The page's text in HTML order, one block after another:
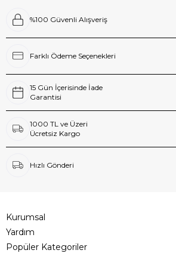
%100 Güvenli Alışveriş
Farklı Ödeme Seçenekleri
15 Gün İçerisinde İade
Garantisi
1000 TL ve Üzeri
Ücretsiz Kargo
Hızlı Gönderi
Kurumsal
Yardım
Popüler Kategoriler